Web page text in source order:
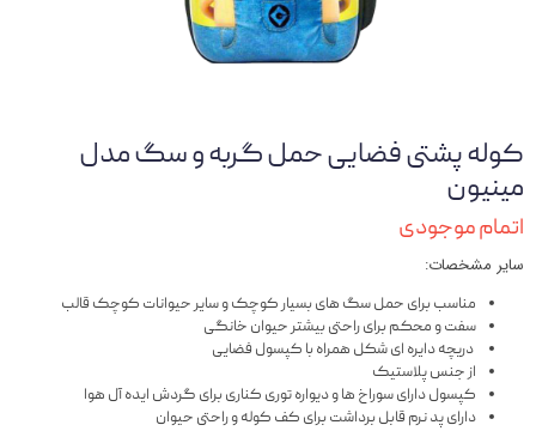
کوله پشتی فضایی حمل گربه و سگ مدل
مینیون
اتمام موجودی
سایر مشخصات:
مناسب برای حمل سگ های بسیار کوچک و سایر حیوانات کوچک قالب
سفت و محکم برای راحتی بیشتر حیوان خانگی
دریچه دایره ای شکل همراه با کپسول فضایی
از جنس پلاستیک
کپسول دارای سوراخ ها و دیواره توری کناری برای گردش ایده آل هوا
دارای پد نرم قابل برداشت برای کف کوله و راحتی حیوان